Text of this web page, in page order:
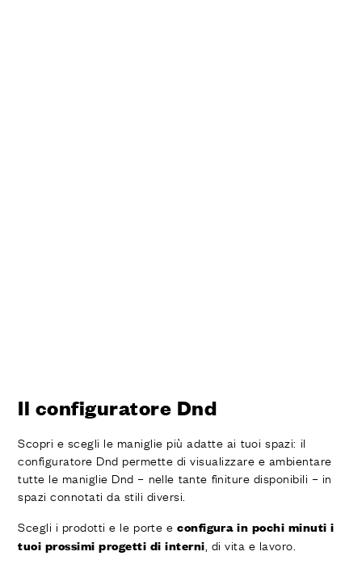
Il configuratore Dnd
Scopri e scegli le maniglie più adatte ai tuoi spazi: il
configuratore Dnd permette di visualizzare e ambientare
tutte le maniglie Dnd – nelle tante finiture disponibili – in
spazi connotati da stili diversi.
Scegli i prodotti e le porte econfigura in pochi minuti i
tuoi prossimi progetti di interni , di vita e lavoro.